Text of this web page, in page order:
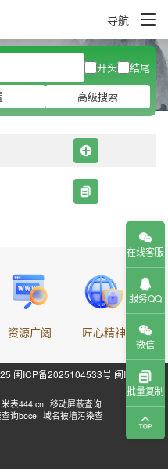
导航
开头
结尾
高级搜索
资源广阔 匠心精神
闽ICP备2025104533号 闽ICP备
米表444.cn 移动屏蔽查询
询boce 域名被墙污染查
在线客服
服务QQ
微信
批量复制